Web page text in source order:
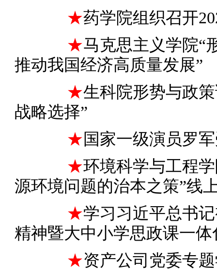
★药学院组织召开
★马克思主义学院“
推动我国经济高质量发展”
★生科院形势与政
战略选择”
★国家一级演员罗
★环境科学与工程
源环境问题的治本之策”线
★学习习近平总书
精神暨大中小学思政课一
★资产公司党委专